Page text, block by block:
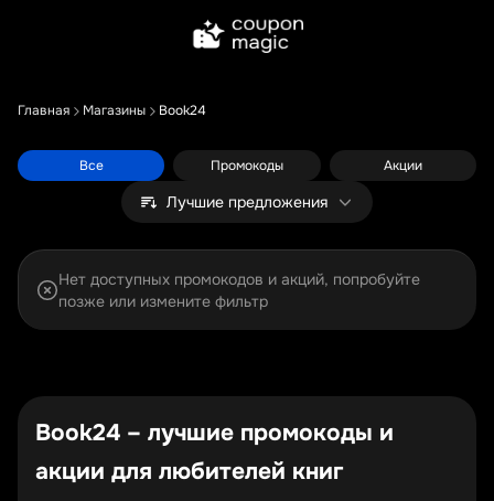
Главная Магазины Book24
Все Промокоды Акции
Лучшие предложения
Нет доступных промокодов и акций, попробуйте
позже или измените фильтр
Book24 – лучшие промокоды и
акции для любителей книг